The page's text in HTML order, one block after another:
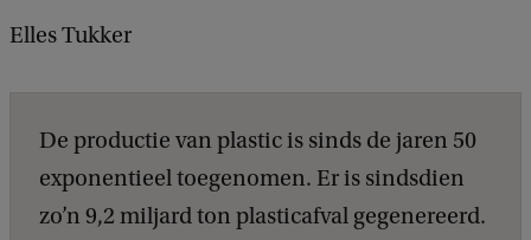
Elles Tukker
De productie van plastic is sinds de jaren 50
exponentieel toegenomen. Er is sindsdien
zo’n 9,2 miljard ton plasticafval gegenereerd.